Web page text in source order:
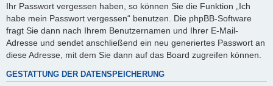
Ihr Passwort vergessen haben, so können Sie die Funktion „Ich
habe mein Passwort vergessen“ benutzen. Die phpBB-Software
fragt Sie dann nach Ihrem Benutzernamen und Ihrer E-Mail-
Adresse und sendet anschließend ein neu generiertes Passwort an
diese Adresse, mit dem Sie dann auf das Board zugreifen können.
GESTATTUNG DER DATENSPEICHERUNG